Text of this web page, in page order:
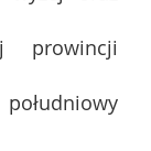
prowincji